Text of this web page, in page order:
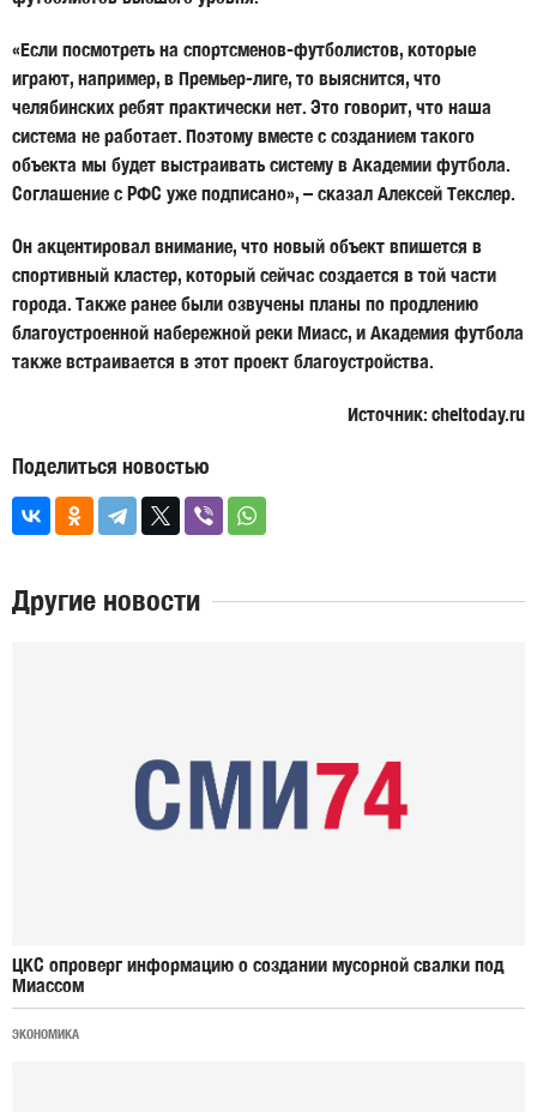
«Если посмотреть на спортсменов-футболистов, которые
играют, например, в Премьер-лиге, то выяснится, что
челябинских ребят практически нет. Это говорит, что наша
система не работает. Поэтому вместе с созданием такого
объекта мы будет выстраивать систему в Академии футбола.
Соглашение с РФС уже подписано», – сказал Алексей Текслер.
Он акцентировал внимание, что новый объект впишется в
спортивный кластер, который сейчас создается в той части
города. Также ранее были озвучены планы по продлению
благоустроенной набережной реки Миасс, и Академия футбола
также встраивается в этот проект благоустройства.
Источник: cheltoday.ru
Поделиться новостью
Другие новости
ЦКС опроверг информацию о создании мусорной свалки под
Миассом
ЭКОНОМИКА